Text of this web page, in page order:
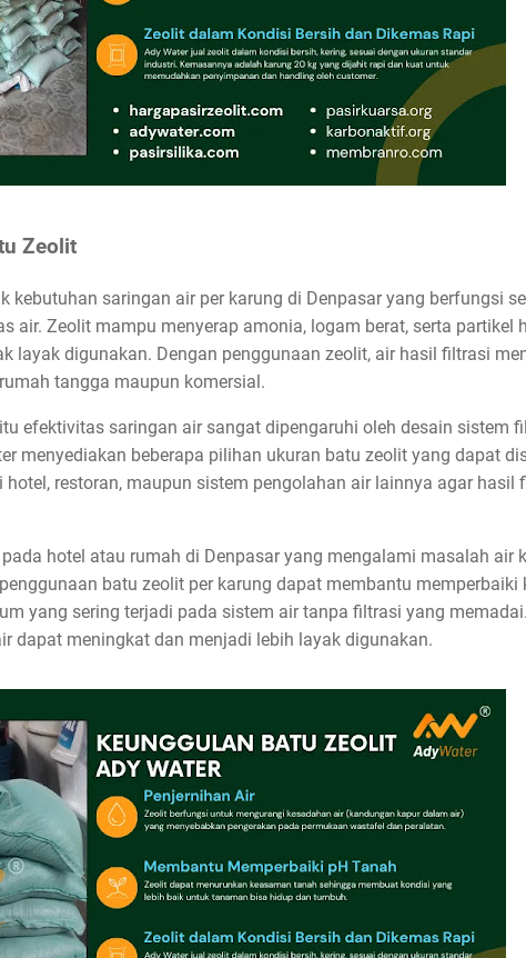
Zeolit
kebutuhan saringan air per karung di Denpasar yang berfungsi
air. Zeolit mampu menyerap amonia, logam berat, serta partikel
layak digunakan. Dengan penggunaan zeolit, air hasil filtrasi
tangga maupun komersial.
efektivitas saringan air sangat dipengaruhi oleh desain sistem
menyediakan beberapa pilihan ukuran batu zeolit yang dapat
restoran, maupun sistem pengolahan air lainnya agar hasil
hotel atau rumah di Denpasar yang mengalami masalah air
batu zeolit per karung dapat membantu memperbaiki
yang sering terjadi pada sistem air tanpa filtrasi yang
dapat meningkat dan menjadi lebih layak digunakan.